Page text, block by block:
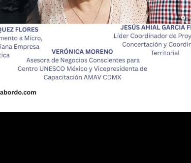
el Segundo Encuentro de Cocineras Tradicionales
y territorios asisten al 56.º Foro Global de
WTS unidos por el futuro del turismo” //PASAJERO A
pila de combustible de hidrógeno verde en un hotel
turísticos de 2025 en IMPACT 510: El Día del